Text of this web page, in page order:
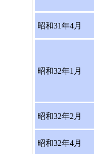
昭和31年4月
昭和32年1月
昭和32年2月
昭和32年4月